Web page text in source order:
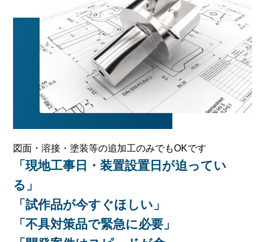
図面・溶接・塗装等の追加工のみでもOKです
「現地工事日・装置設置日が迫ってい
る」
「試作品が今すぐほしい」
「不具対策品で緊急に必要」